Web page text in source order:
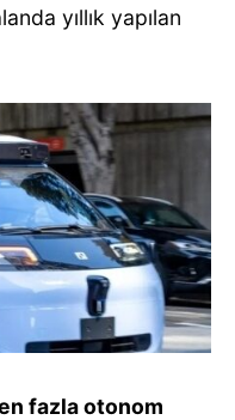
yıllık yapılan
fazla otonom